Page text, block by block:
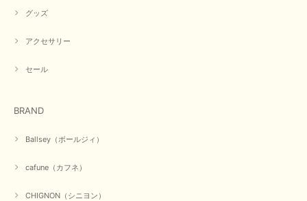
グッズ
アクセサリー
セール
BRAND
Ballsey（ボールジィ）
cafune（カフネ）
CHIGNON（シニヨン）